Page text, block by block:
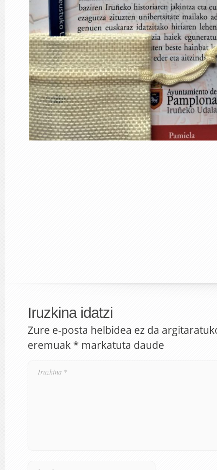
Iruzkina idatzi
Zure e-posta helbidea ez da
eremuak * markatuta daude